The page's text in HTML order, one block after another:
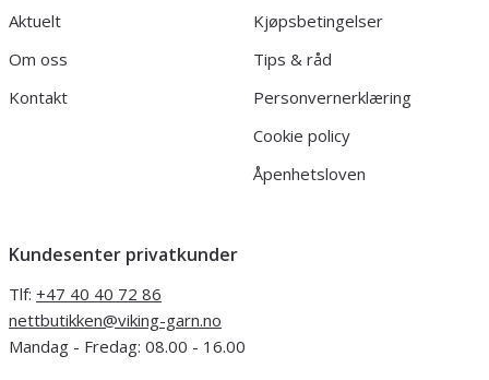
Aktuelt
Om oss
Kontakt
Kjøpsbetingelser
Tips & råd
Personvernerklæring
Cookie policy
Åpenhetsloven
Kundesenter privatkunder
Tlf: +47 40 40 72 86
nettbutikken@viking-garn.no
Mandag - Fredag: 08.00 - 16.00